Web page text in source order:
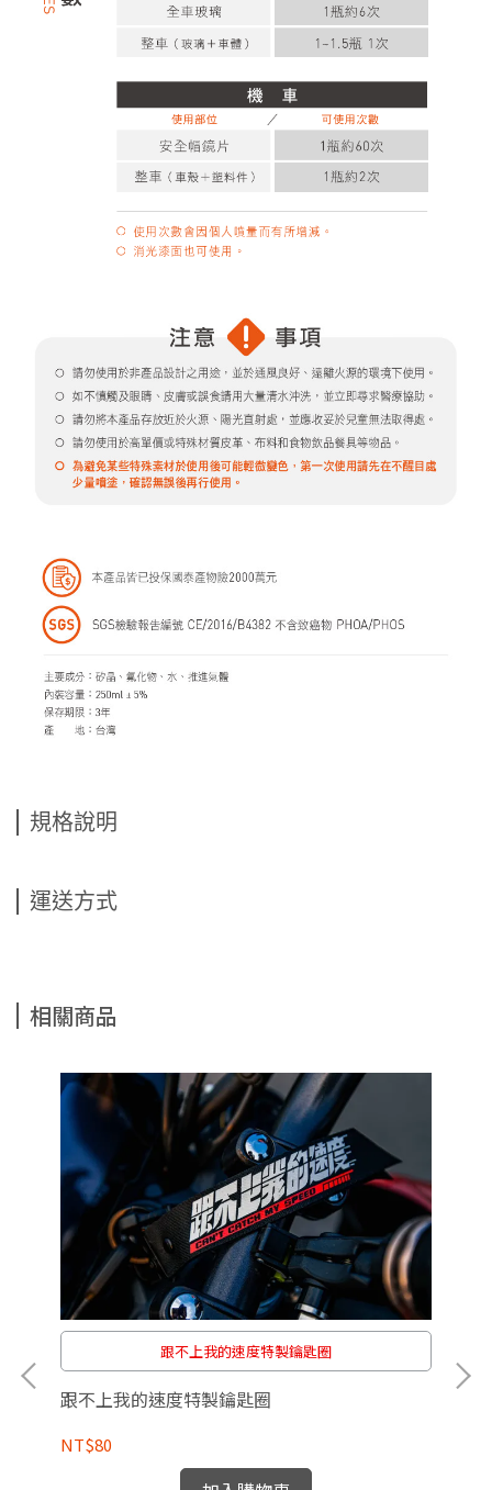
規格說明
運送方式
相關商品
跟不上我的速度特製鑰匙圈
跟不上我的速度特製鑰匙圈
NT$80